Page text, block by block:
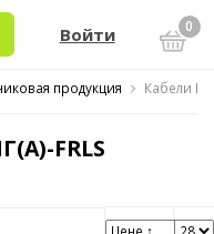
Войти 0
продукция Кабели
FRLS